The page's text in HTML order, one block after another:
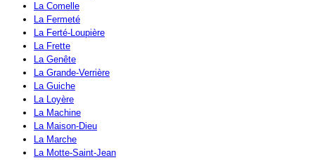
La Comelle
La Fermeté
La Ferté-Loupière
La Frette
La Genête
La Grande-Verrière
La Guiche
La Loyère
La Machine
La Maison-Dieu
La Marche
La Motte-Saint-Jean